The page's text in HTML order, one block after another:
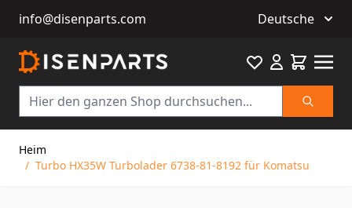
info@disenparts.com Deutsche
Suche
Favourite
Heim
/ Turbo HX35W Turbolader 6738-81-8192 für Komatsu